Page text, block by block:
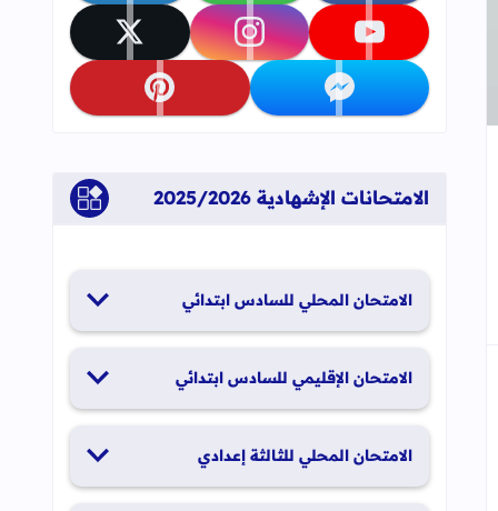
العلامات المرجعية
تابعنا على youtube تابعنا على instagram تابعنا على x
تابعنا على messenger تابعنا على pinterest
الامتحانات الإشهادية 2025/2026
الامتحان المحلي للسادس ابتدائي
الامتحان الإقليمي للسادس ابتدائي
الامتحان المحلي للثالثة إعدادي